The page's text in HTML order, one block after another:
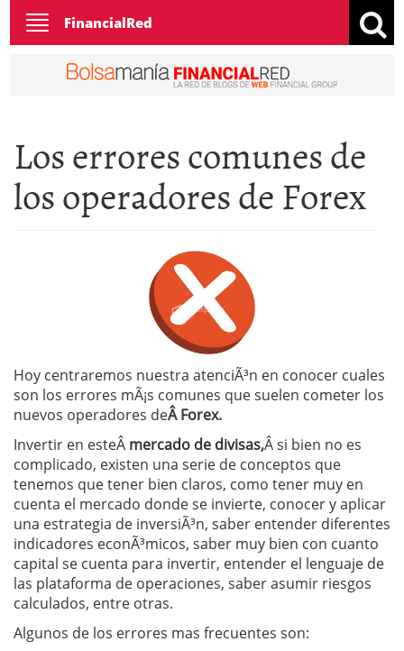
Toggle
navigation
FinancialRed
Los errores comunes de
los operadores de Forex
Hoy centraremos nuestra atenciÃ³n en conocer cuales
son los errores mÃ¡s comunes que suelen cometer los
nuevos operadores deÂ Forex.
Invertir en esteÂ mercado de divisas,Â si bien no es
complicado, existen una serie de conceptos que
tenemos que tener bien claros, como tener muy en
cuenta el mercado donde se invierte, conocer y aplicar
una estrategia de inversiÃ³n, saber entender diferentes
indicadores econÃ³micos, saber muy bien con cuanto
capital se cuenta para invertir, entender el lenguaje de
las plataforma de operaciones, saber asumir riesgos
calculados, entre otras.
Algunos de los errores mas frecuentes son: